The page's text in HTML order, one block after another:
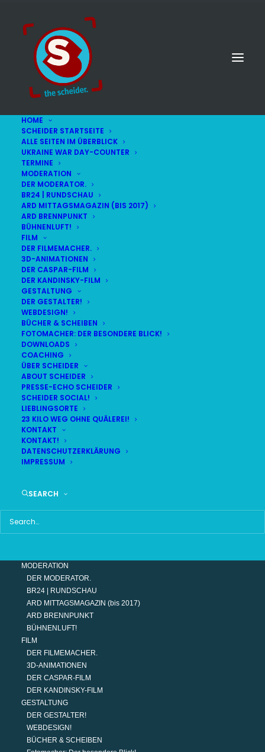
HOME
SCHEIDER STARTSEITE
ALLE SEITEN IM ÜBERBLICK
UKRAINE WAR DAY-COUNTER
TERMINE
MODERATION
DER MODERATOR.
BR24 | RUNDSCHAU
ARD MITTAGSMAGAZIN (BIS 2017)
ARD BRENNPUNKT
BÜHNENLUFT!
FILM
DER FILMEMACHER.
3D-ANIMATIONEN
DER CASPAR-FILM
DER KANDINSKY-FILM
GESTALTUNG
DER GESTALTER!
WEBDESIGN!
BÜCHER & SCHEIBEN
FOTOMACHER: DER BESONDERE BLICK!
DOWNLOADS
COACHING
ÜBER SCHEIDER
ABOUT SCHEIDER
PRESSE-ECHO SCHEIDER
SCHEIDER SOCIAL!
LIEBLINGSORTE
23 KILO WEG OHNE QUÄLEREI!
KONTAKT
KONTAKT!
DATENSCHUTZERKLÄRUNG
IMPRESSUM
SEARCH
© STEFAN SCHEIDER
LIVE(alle Termine
DEMNÄCHST:
10 Tage 23:45:56
MO
17
AUG
BR24 | 18.30 UHR
BR MÜNCHEN FREIMANN
MODERATION
DER MODERATOR.
BR24 | RUNDSCHAU
ARD MITTAGSMAGAZIN (bis 2017)
ARD BRENNPUNKT
BÜHNENLUFT!
FILM
DER FILMEMACHER.
3D-ANIMATIONEN
DER CASPAR-FILM
DER KANDINSKY-FILM
GESTALTUNG
DER GESTALTER!
WEBDESIGN!
BÜCHER & SCHEIBEN